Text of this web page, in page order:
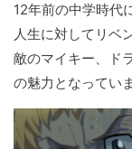
12年前の中学時代
人生に対してリベ
敵のマイキー、ド
の魅力となっていま